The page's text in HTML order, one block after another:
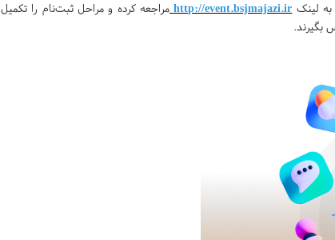
http://event.bsjmajazi.ir مراجعه کرده و مراحل ثبت‌نام را تکمیل